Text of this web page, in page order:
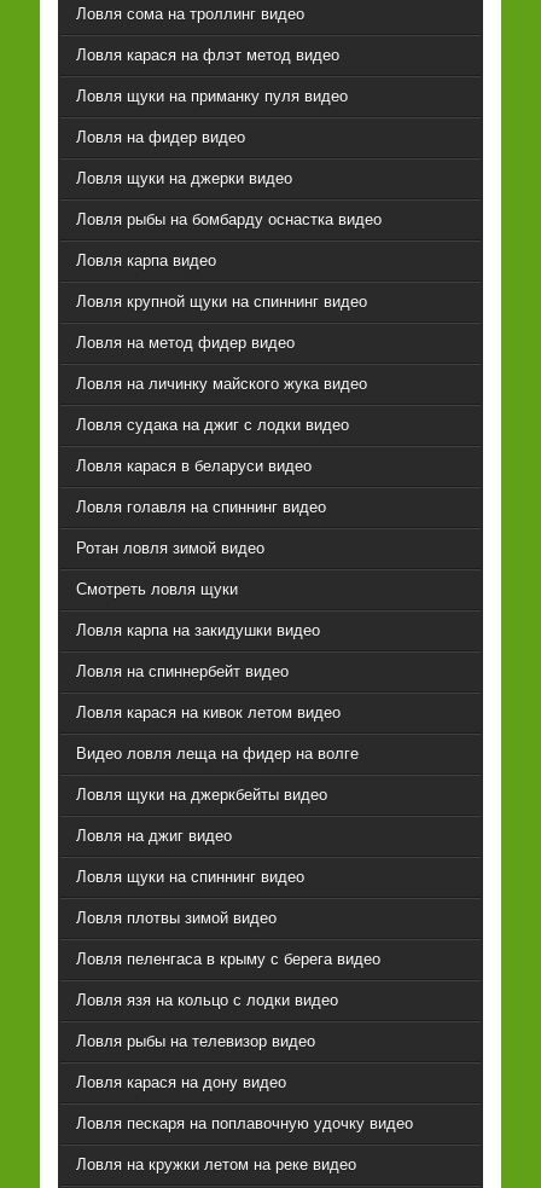
Ловля сома на троллинг видео
Ловля карася на флэт метод видео
Ловля щуки на приманку пуля видео
Ловля на фидер видео
Ловля щуки на джерки видео
Ловля рыбы на бомбарду оснастка видео
Ловля карпа видео
Ловля крупной щуки на спиннинг видео
Ловля на метод фидер видео
Ловля на личинку майского жука видео
Ловля судака на джиг с лодки видео
Ловля карася в беларуси видео
Ловля голавля на спиннинг видео
Ротан ловля зимой видео
Смотреть ловля щуки
Ловля карпа на закидушки видео
Ловля на спиннербейт видео
Ловля карася на кивок летом видео
Видео ловля леща на фидер на волге
Ловля щуки на джеркбейты видео
Ловля на джиг видео
Ловля щуки на спиннинг видео
Ловля плотвы зимой видео
Ловля пеленгаса в крыму с берега видео
Ловля язя на кольцо с лодки видео
Ловля рыбы на телевизор видео
Ловля карася на дону видео
Ловля пескаря на поплавочную удочку видео
Ловля на кружки летом на реке видео